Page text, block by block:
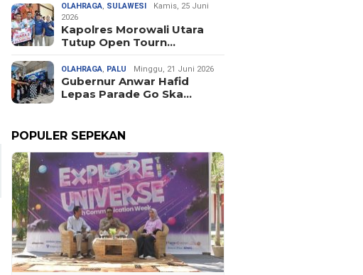
OLAHRAGA SULAWESI
Kamis, 25 Juni
2026
Kapolres Morowali Utara
Tutup Open Tourn…
OLAHRAGA PALU Minggu, 21 Juni 2026
Gubernur Anwar Hafid
Lepas Parade Go Ska…
POPULER SEPEKAN